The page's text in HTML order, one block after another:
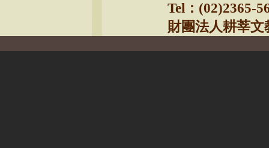
Tel：(02)2365-
財團法人耕莘